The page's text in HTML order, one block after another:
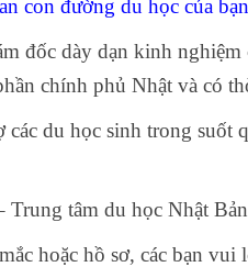
con đường du học của
đốc dày dạn kinh
chính phủ Nhật và có
các du học sinh trong
Trung tâm du học Nhật
hoặc hồ sơ, các bạn vui